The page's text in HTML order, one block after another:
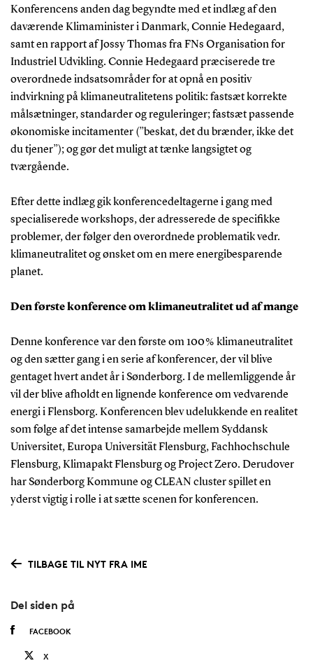
Konferencens anden dag begyndte med et indlæg af den
daværende Klimaminister i Danmark, Connie Hedegaard,
samt en rapport af Jossy Thomas fra FNs Organisation for
Industriel Udvikling. Connie Hedegaard præciserede tre
overordnede indsatsområder for at opnå en positiv
indvirkning på klimaneutralitetens politik: fastsæt korrekte
målsætninger, standarder og reguleringer; fastsæt passende
økonomiske incitamenter (”beskat, det du brænder, ikke det
du tjener”); og gør det muligt at tænke langsigtet og
tværgående.
Efter dette indlæg gik konferencedeltagerne i gang med
specialiserede workshops, der adresserede de specifikke
problemer, der følger den overordnede problematik vedr.
klimaneutralitet og ønsket om en mere energibesparende
planet.
Den første konference om klimaneutralitet ud af mange
Denne konference var den første om 100 % klimaneutralitet
og den sætter gang i en serie af konferencer, der vil blive
gentaget hvert andet år i Sønderborg. I de mellemliggende år
vil der blive afholdt en lignende konference om vedvarende
energi i Flensborg. Konferencen blev udelukkende en realitet
som følge af det intense samarbejde mellem Syddansk
Universitet, Europa Universität Flensburg, Fachhochschule
Flensburg, Klimapakt Flensburg og Project Zero. Derudover
har Sønderborg Kommune og CLEAN cluster spillet en
yderst vigtig i rolle i at sætte scenen for konferencen.
TILBAGE TIL NYT FRA IME
Del siden på
FACEBOOK
X